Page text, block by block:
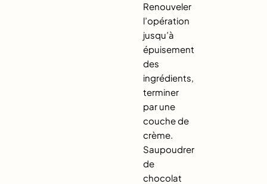
Renouveler
l’opération
jusqu’à
épuisement
des
ingrédients,
terminer
par une
couche de
crème.
Saupoudrer
de
chocolat